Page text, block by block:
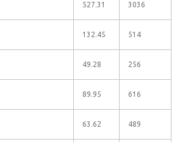
527.31 3036
132.45 514
49.28 256
89.95 616
63.62 489